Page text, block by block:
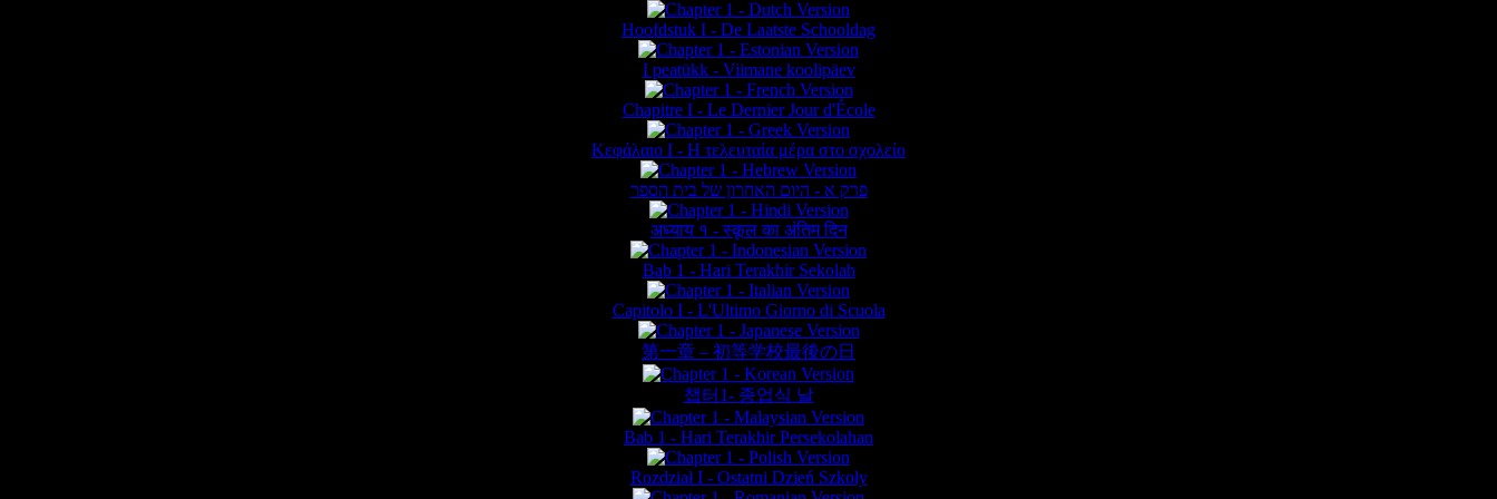
Hoofdstuk I - De Laatste Schooldag
I peatükk - Viimane koolipäev
Chapitre I - Le Dernier Jour d'École
Κεφάλαιο Ι - Η τελευταία μέρα στο σχολείο
פרק א - היום האחרון של בית הספר
अध्याय १ - स्कूल का अंतिम दिन
Bab 1 - Hari Terakhir Sekolah
Capitolo I - L'Ultimo Giorno di Scuola
第一章 – 初等学校最後の日
챕터1- 종업식 날
Bab 1 - Hari Terakhir Persekolahan
Rozdział I - Ostatni Dzień Szkoły